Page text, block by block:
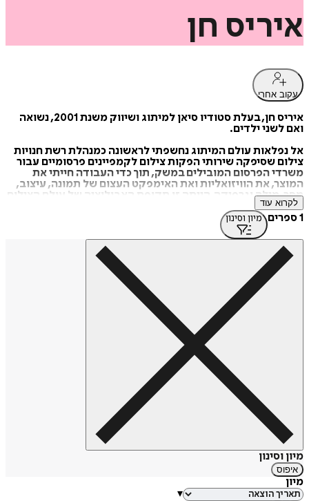
איריס חן
עקוב אחרי
איריס חן, בעלת סטודיו סיאן למיתוג ושיווק משנת 2001, נשואה
ואם לשני ילדים.
אל נפלאות עולם המיתוג נחשפתי לראשונה כמנהלת רשת חנויות
צילום שסיפקה שירותי הפקות צילום לקמפיינים פרסומיים עבור
משרדי הפרסום המובילים במשק, תוך כדי העבודה חייתי את
המוצר, את הוויזואליות ואת האימפקט העצום של תמונה, עיצוב,
מסר, מילה וגרפיקה.הייתה זו תקופת האבולוציה של עולם הצילום
והעיצוב הגרפי, בשנים אלו התרחשה פריצת הדרך אל תחום
האפשרויות הבלתי מוגבלות של הצילום והעיצוב הדיגיטאלי
ועולם המחשבים. ככל שלמדתי יותר את התחום, למדתי להכיר
בכוח האדיר שיש לעיצוב על קבלת החלטות הקנייה של לקוחות
ועל החלטות בכלל. זו הייתה עבורי אהבה ממבט ראשון והפתח אל
עולם מופלא בו אני ממשיכה להתפתח וליצור יום יום.
לקרוא עוד
1 ספרים מיון וסינון
מיון וסינון
איפוס
מיון
▾